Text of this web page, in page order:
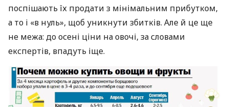
поспішають їх продати з мінімальним прибутком,
а то і «в нуль», щоб уникнути збитків. Але й це ще
не межа: до осені ціни на овочі, за словами
експертів, впадуть іще.